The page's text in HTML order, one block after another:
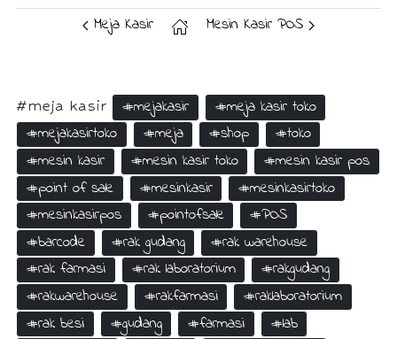
Meja Kasir Mesin Kasir POS
#meja kasir #mejakasir
#meja kasir toko
#mejakasirtoko
#meja #shop
#toko
#mesin kasir
#mesin kasir toko
#mesin kasir pos
#point of sale
#mesinkasir
#mesinkasirtoko
#mesinkasirpos
#pointofsale
#POS
#barcode
#rak gudang
#rak warehouse
#rak farmasi
#rak laboratorium
#rakgudang
#rakwarehouse
#rakfarmasi
#raklaboratorium
#rak besi
#gudang #farmasi #lab